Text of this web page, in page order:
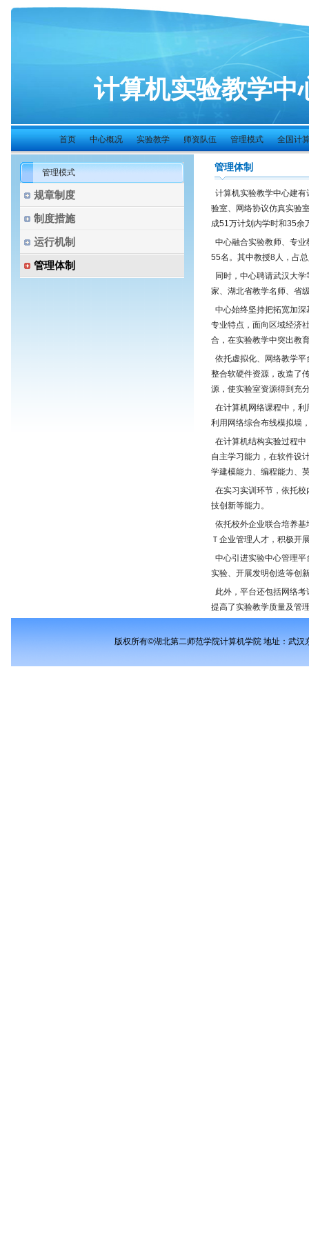
计算机实验教学中
首页 中心概况 实验教学 师资队伍 管理模式 全国计
管理模式
规章制度
制度措施
运行机制
管理体制
管理体制
计算机实验教学中心建
验室、网络协议仿真实验
成51万计划内学时和35余
中心融合实验教师、专
55名。其中教授8人，占
同时，中心聘请武汉大
家、湖北省教学名师、省
中心始终坚持把拓宽加
专业特点，面向区域经济
合，在实验教学中突出教
依托虚拟化、网络教学
整合软硬件资源，改造了
源，使实验室资源得到充
在计算机网络课程中，
利用网络综合布线模拟墙
在计算机结构实验过程
自主学习能力，在软件设
学建模能力、编程能力、
在实习实训环节，依托
技创新等能力。
依托校外企业联合培养
Ｔ企业管理人才，积极开
中心引进实验中心管理
实验、开展发明创造等创
此外，平台还包括网络
提高了实验教学质量及管
版权所有©湖北第二师范学院计算机学院 地址：武